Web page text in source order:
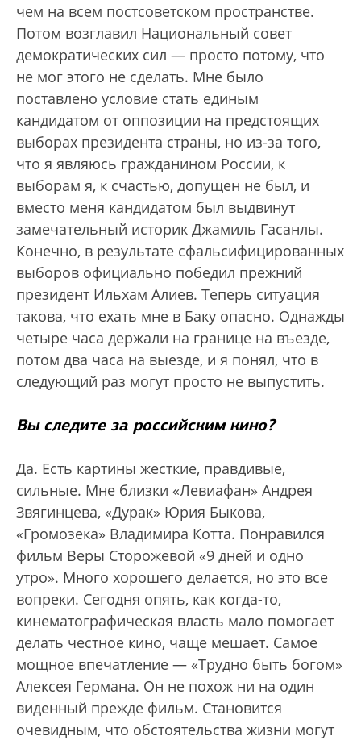
чем на всем постсоветском пространстве.
Потом возглавил Национальный совет
демократических сил — просто потому, что
не мог этого не сделать. Мне было
поставлено условие стать единым
кандидатом от оппозиции на предстоящих
выборах президента страны, но из-за того,
что я являюсь гражданином России, к
выборам я, к счастью, допущен не был, и
вместо меня кандидатом был выдвинут
замечательный историк Джамиль Гасанлы.
Конечно, в результате сфальсифицированных
выборов официально победил прежний
президент Ильхам Алиев. Теперь ситуация
такова, что ехать мне в Баку опасно. Однажды
четыре часа держали на границе на въезде,
потом два часа на выезде, и я понял, что в
следующий раз могут просто не выпустить.
Вы следите за российским кино?
Да. Есть картины жесткие, правдивые,
сильные. Мне близки «Левиафан» Андрея
Звягинцева, «Дурак» Юрия Быкова,
«Громозека» Владимира Котта. Понравился
фильм Веры Сторожевой «9 дней и одно
утро». Много хорошего делается, но это все
вопреки. Сегодня опять, как когда-то,
кинематографическая власть мало помогает
делать честное кино, чаще мешает. Самое
мощное впечатление — «Трудно быть богом»
Алексея Германа. Он не похож ни на один
виденный прежде фильм. Cтановится
очевидным, что обстоятельства жизни могут